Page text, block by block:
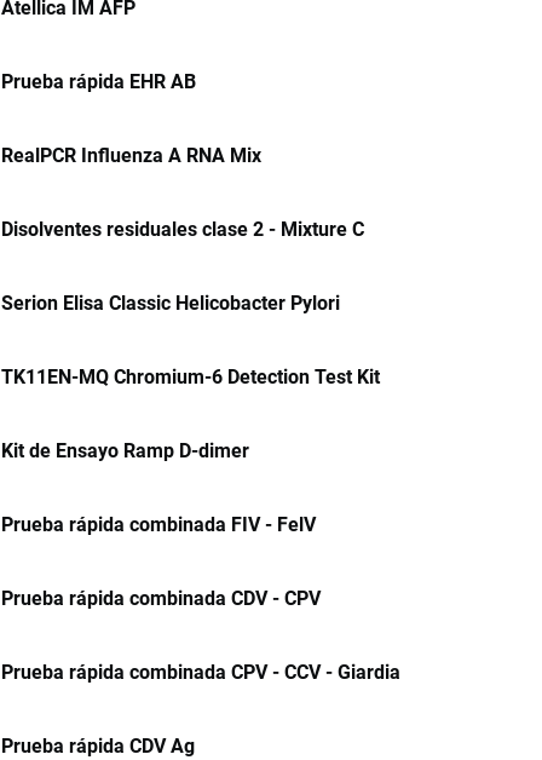
Atellica IM AFP
Prueba rápida EHR AB
RealPCR Influenza A RNA Mix
Disolventes residuales clase 2 - Mixture C
Serion Elisa Classic Helicobacter Pylori
TK11EN-MQ Chromium-6 Detection Test Kit
Kit de Ensayo Ramp D-dimer
Prueba rápida combinada FIV - FelV
Prueba rápida combinada CDV - CPV
Prueba rápida combinada CPV - CCV - Giardia
Prueba rápida CDV Ag